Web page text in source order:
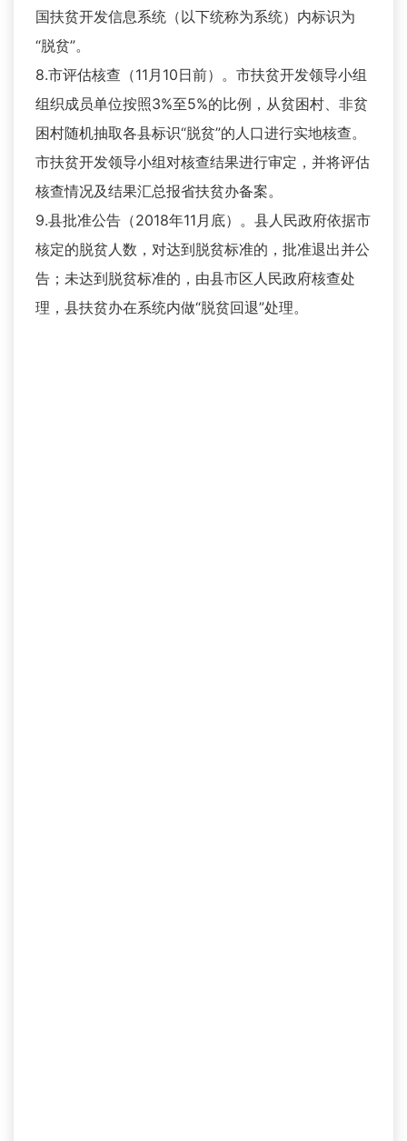
国扶贫开发信息系统（以下统称为系统）内标识为
“脱贫”。
8.市评估核查（11月10日前）。市扶贫开发领导小组
组织成员单位按照3%至5%的比例，从贫困村、非贫
困村随机抽取各县标识“脱贫”的人口进行实地核查。
市扶贫开发领导小组对核查结果进行审定，并将评估
核查情况及结果汇总报省扶贫办备案。
9.县批准公告（2018年11月底）。县人民政府依据市
核定的脱贫人数，对达到脱贫标准的，批准退出并公
告；未达到脱贫标准的，由县市区人民政府核查处
理，县扶贫办在系统内做“脱贫回退”处理。